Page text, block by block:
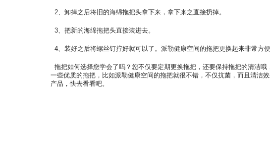
2、卸掉之后将旧的海绵拖把头拿下来，拿下来之直接扔掉。
3、把新的海绵拖把头直接装进去。
4、装好之后将螺丝钉拧好就可以了。派勒健康空间的拖把更换起来非常方
拖把如何选择您学会了吗？您不仅要定期更换拖把，还要保持拖把的清洁
一些优质的拖把，比如派勒健康空间的拖把就很不错，不仅抗菌，而且清洁
产品，快去看看吧。